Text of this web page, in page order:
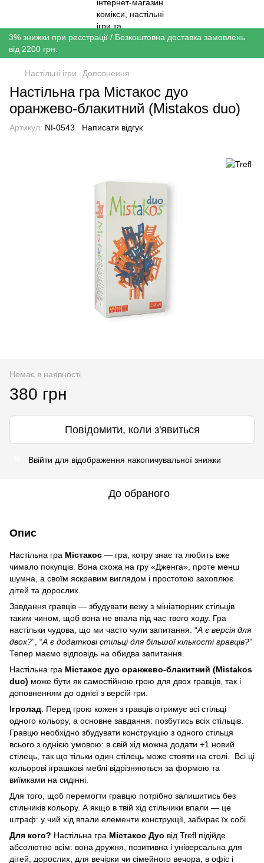
3% знижки при реєстрації / Безкоштовна доставка замовлень
від 2200 грн.
Настільні ігри Доповнення
Настільна гра Містакос дуо
оранжево-блакитний (Mistakos duo)
Артикул: NI-0543 Написати відгук
Немає в наявності
380 грн
Повідомити, коли з'явиться
Ввійти для відображення накопичувальної знижки
До обраного
Опис
Настільна гра Містакос — гра, котру знає та любить вже
чимало покупців. Вона схожа на гру «Дженга», проте менш
шумна, а своїм яскравим виглядом і простотою захоплює
дітей та дорослих.
Завдання гравців — збудувати вежу з мініатюрних стільців
таким чином, щоб вона не впала під час твого ходу. Гра
настільки чудова, що ми часто чули запитання: “А є версія для
двох?”, “А є додаткові стільці для більшої кількості гравців?”
Тепер маємо відповідь на обидва запитання.
Настільна гра Містакос дуо оранжево-блакитний (Mistakos
duo) може бути як самостійною грою для двох гравців, так і
доповненням до однієї з версій гри.
Ігролад . Перед грою кожен з гравців отримує всі стільці
одного кольору, а основне завдання: позбутись всіх стільців.
Гравцю необхідно збудувати конструкцію з одного стільця
всього з однією умовою: в свій хід можна додати +1 новий
стілець, так що тільки один стілець може стояти на столі. Всі ці
кольорові іграшкові меблі відрізняються за формою та
виїмками на сидінні.
Для того, щоб перемогти гравцю потрібно залишитись без
стільчиків кольору. А якщо в твій хід стільчики впали — це
штраф: у чий хід впали елементи конструкції, забирає їх собі.
Для кого? Настільна гра Містакос Дуо від Trefl підійде
абсолютно всім: вона дружня, позитивна і універсальна для
дітей, дорослих, для вечірки чи сімейного вечора, в офіс і